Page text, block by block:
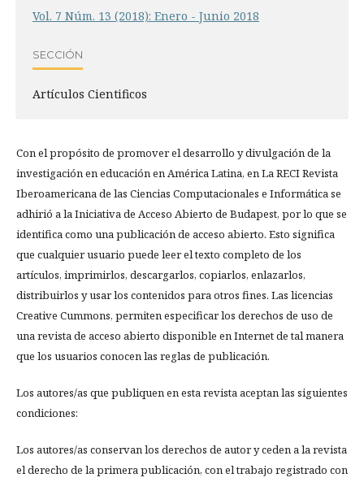
Vol. 7 Núm. 13 (2018): Enero - Junio 2018
SECCIÓN
Artículos Cientificos
Con el propósito de promover el desarrollo y divulgación de la
investigación en educación en América Latina, en La RECI Revista
Iberoamericana de las Ciencias Computacionales e Informática se
adhirió a la Iniciativa de Acceso Abierto de Budapest, por lo que se
identifica como una publicación de acceso abierto. Esto significa
que cualquier usuario puede leer el texto completo de los
artículos, imprimirlos, descargarlos, copiarlos, enlazarlos,
distribuirlos y usar los contenidos para otros fines. Las licencias
Creative Cummons, permiten especificar los derechos de uso de
una revista de acceso abierto disponible en Internet de tal manera
que los usuarios conocen las reglas de publicación.
Los autores/as que publiquen en esta revista aceptan las siguientes
condiciones:
Los autores/as conservan los derechos de autor y ceden a la revista
el derecho de la primera publicación, con el trabajo registrado con